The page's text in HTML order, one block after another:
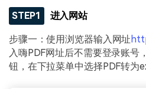
STEP1 进入网站
步骤一：使用浏览器输入网址
入嗨PDF网址后不需要登录账号
钮，在下拉菜单中选择PDF转为